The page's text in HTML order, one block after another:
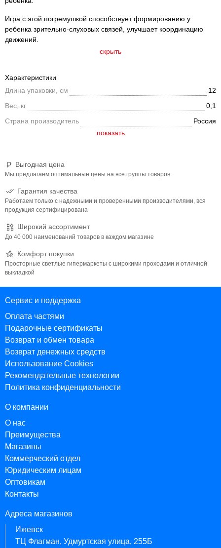
Игра с этой погремушкой способствует формированию у
ребенка зрительно-слуховых связей, улучшает координацию
движений.
скрыть
Выгодная цена
Мы предлагаем оптимальные цены на все группы товаров
Гарантия качества
Работаем только с надежными и проверенными производителями, вся
продукция сертифицирована
Широкий ассортимент
До 40 000 наименований товаров в каждом магазине
Комфорт покупки
Просторные светлые гипермаркеты с широкими проходами и отличной
выкладкой
Характеристики
Длина упаковки, см
12
Вес, кг
0,1
Страна производитель
Россия
Сервис и поддержка
Оплата частями
Подарочные сертификаты
Возврат и обмен товара
Возврат денежных средств
Использование Cookies
Рекомендательные технологии
Политика конфиденциальности
О компании
О нас
Преимущества
Магазины
Коммерческий отдел
Юридическим лицам
Оптовикам
Контакты
Адреса магазинов
Ижевск
ТЦ Флагман, Удмуртская улица, 255Б